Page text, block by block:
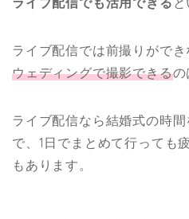
ライブ配信では前撮りができ
ウェディングで撮影できるの
ライブ配信なら結婚式の時
で、1日でまとめて行っても
もあります。